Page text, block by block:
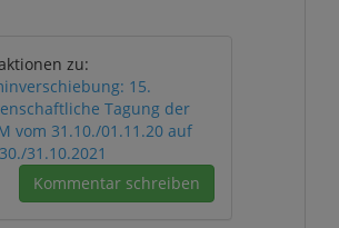
zu:
15.
Tagung der
vom 31.10./01.11.20 auf
31.10.2021
Kommentar schreiben